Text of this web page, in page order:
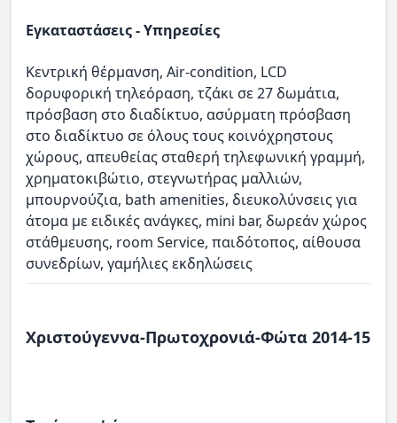
Εγκαταστάσεις - Υπηρεσίες
Κεντρική θέρμανση, Air-condition, LCD
δορυφορική τηλεόραση, τζάκι σε 27 δωμάτια,
πρόσβαση στο διαδίκτυο, ασύρματη πρόσβαση
στο διαδίκτυο σε όλους τους κοινόχρηστους
χώρους, απευθείας σταθερή τηλεφωνική γραμμή,
χρηματοκιβώτιο, στεγνωτήρας μαλλιών,
μπουρνούζια, bath amenities, διευκολύνσεις για
άτομα με ειδικές ανάγκες, mini bar, δωρεάν χώρος
στάθμευσης, room Service, παιδότοπος, αίθουσα
συνεδρίων, γαμήλιες εκδηλώσεις
Χριστούγεννα-Πρωτοχρονιά-Φώτα 2014-15